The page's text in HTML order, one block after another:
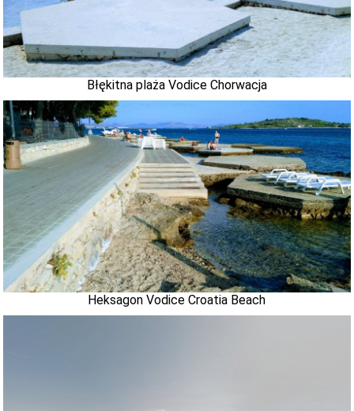
Błękitna plaża Vodice Chorwacja
Heksagon Vodice Croatia Beach